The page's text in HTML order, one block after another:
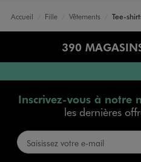
Accueil Fille Vêtements Tee-
390
Inscrivez-vous à notre
les dernières